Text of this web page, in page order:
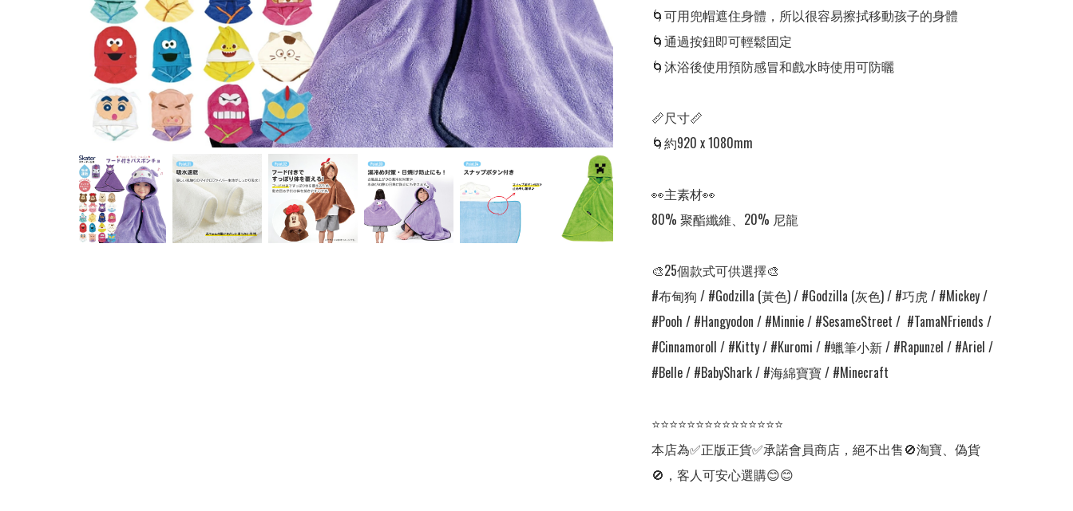
🌀可用兜帽遮住身體，所以很容易擦拭移動孩子的身體
🌀通過按鈕即可輕鬆固定
🌀沐浴後使用預防感冒和戲水時使用可防曬
📏尺寸📏
🌀約920 x 1080mm
👀主素材👀
80% 聚酯纖維、20% 尼龍
🎨25個款式可供選擇🎨
#布甸狗 / #Godzilla (黃色) / #Godzilla (灰色) / #巧虎 / #Mickey /
#Pooh / #Hangyodon / #Minnie / #SesameStreet /  #TamaNFriends /
#Cinnamoroll / #Kitty / #Kuromi / #蠟筆小新 / #Rapunzel / #Ariel /
#Belle / #BabyShark / #海綿寶寶 / #Minecraft
⭐⭐⭐⭐⭐⭐⭐⭐⭐⭐⭐⭐⭐⭐⭐
本店為✅正版正貨✅承諾會員商店，絕不出售🚫淘寶、偽貨
🚫，客人可安心選購😊😊